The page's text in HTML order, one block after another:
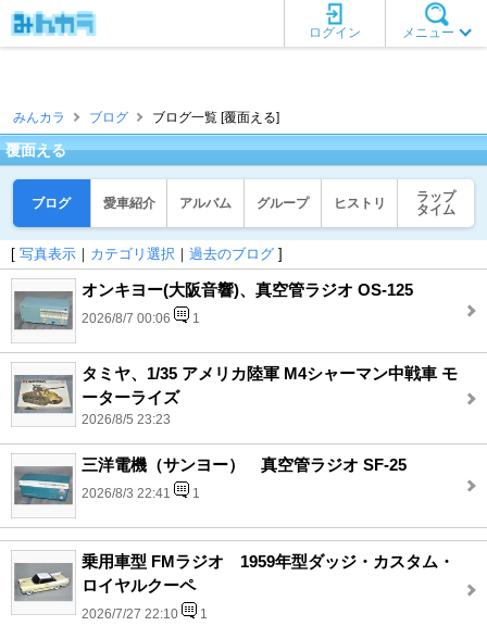
メニュー
ログイン
みんカラ ブログ ブログ一覧 [覆面える]
覆面える
ブログ 愛車紹介 アルバム グループ ヒストリ
ラップ
タイム
[ 写真表示 ｜ カテゴリ選択 ｜ 過去のブログ ]
オンキヨー(大阪音響)、真空管ラジオ OS-125
2026/8/7 00:06 1
タミヤ、1/35 アメリカ陸軍 M4シャーマン中戦車 モ
ーターライズ
2026/8/5 23:23
三洋電機（サンヨー） 真空管ラジオ SF-25
2026/8/3 22:41 1
乗用車型 FMラジオ 1959年型ダッジ・カスタム・
ロイヤルクーペ
2026/7/27 22:10 1